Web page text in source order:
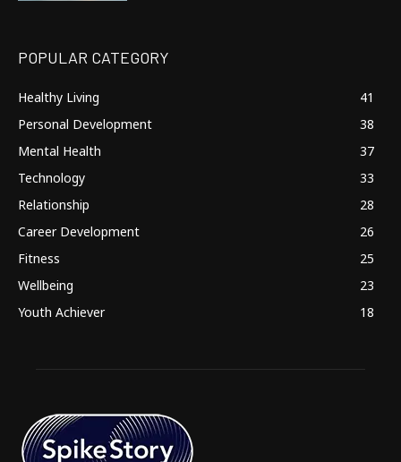
POPULAR CATEGORY
Healthy Living
41
Personal Development
38
Mental Health
37
Technology
33
Relationship
28
Career Development
26
Fitness
25
Wellbeing
23
Youth Achiever
18